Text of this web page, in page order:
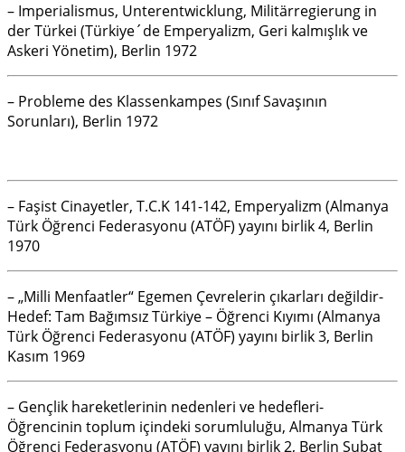
– Imperialismus, Unterentwicklung, Militärregierung in
der Türkei (Türkiye´de Emperyalizm, Geri kalmışlık ve
Askeri Yönetim), Berlin 1972
– Probleme des Klassenkampes (Sınıf Savaşının
Sorunları), Berlin 1972
– Faşist Cinayetler, T.C.K 141-142, Emperyalizm (Almanya
Türk Öğrenci Federasyonu (ATÖF) yayını birlik 4, Berlin
1970
– „Milli Menfaatler“ Egemen Çevrelerin çıkarları değildir-
Hedef: Tam Bağımsız Türkiye – Öğrenci Kıyımı (Almanya
Türk Öğrenci Federasyonu (ATÖF) yayını birlik 3, Berlin
Kasım 1969
– Gençlik hareketlerinin nedenleri ve hedefleri-
Öğrencinin toplum içindeki sorumluluğu, Almanya Türk
Öğrenci Federasyonu (ATÖF) yayını birlik 2, Berlin Şubat